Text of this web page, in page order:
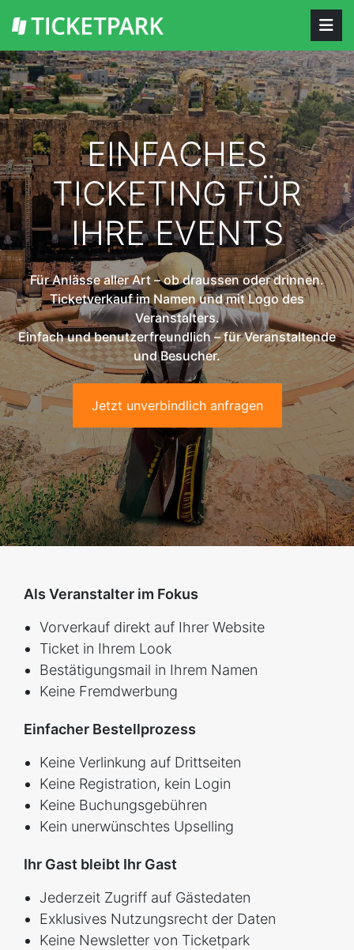
EINFACHES
TICKETING FÜR
IHRE EVENTS
Für Anlässe aller Art – ob draussen oder drinnen.
Ticketverkauf im Namen und mit Logo des
Veranstalters.
Einfach und benutzerfreundlich – für Veranstaltende
und Besucher.
Jetzt unverbindlich anfragen
Als Veranstalter im Fokus
Vorverkauf direkt auf Ihrer Website
Ticket in Ihrem Look
Bestätigungsmail in Ihrem Namen
Keine Fremdwerbung
Einfacher Bestellprozess
Keine Verlinkung auf Drittseiten
Keine Registration, kein Login
Keine Buchungsgebühren
Kein unerwünschtes Upselling
Ihr Gast bleibt Ihr Gast
Jederzeit Zugriff auf Gästedaten
Exklusives Nutzungsrecht der Daten
Keine Newsletter von Ticketpark